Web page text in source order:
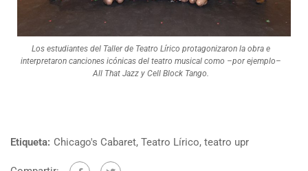
Los estudiantes del Taller de Teatro Lírico protagonizaron la obra e
interpretaron canciones icónicas del teatro musical como –por ejemplo–
All That Jazz y Cell Block Tango.
Etiqueta: Chicago's Cabaret, Teatro Lírico, teatro upr